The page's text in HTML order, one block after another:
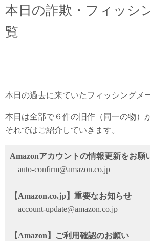
本日の詐欺・フィッシ
覧
本日の過去に来ていたフィッシングメ
本日は全部で６件の旧作（同一の物）
それではご紹介していきます。
Amazonアカウントの情報更新をお願
auto-confirm@amazon.co.jp
【Amazon.co.jp】重要なお知らせ
account-update@amazon.co.jp
【Amazon】ご利用確認のお願い